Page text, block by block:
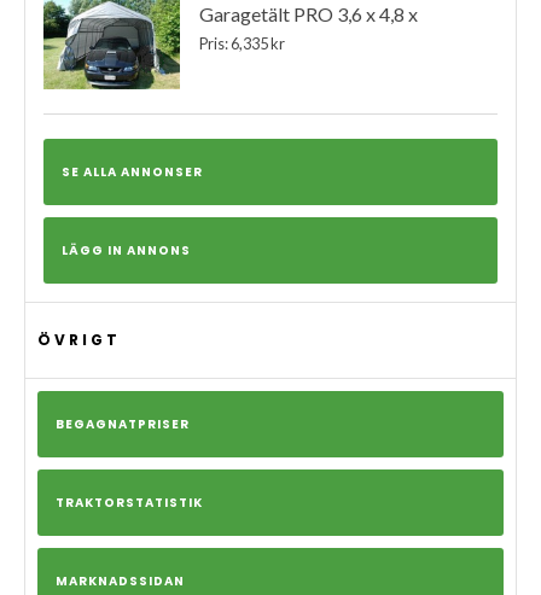
Garagetält PRO 3,6 x 4,8 x
Pris: 6,335 kr
SE ALLA ANNONSER
LÄGG IN ANNONS
ÖVRIGT
BEGAGNATPRISER
TRAKTORSTATISTIK
MARKNADSSIDAN